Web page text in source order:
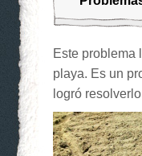
Este problema
playa. Es un
logró